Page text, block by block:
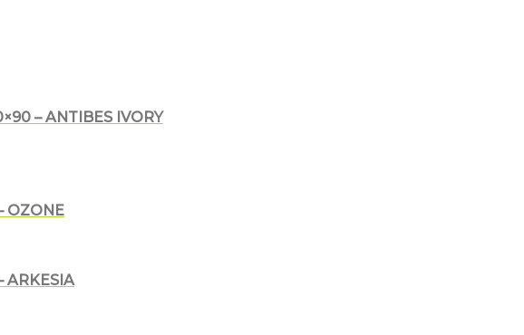
– ANTIBES IVORY
OZONE
ARKESIA